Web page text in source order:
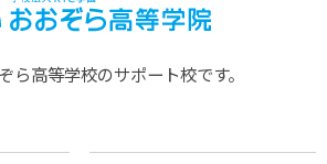
ら⾼等学校のサポート校です。